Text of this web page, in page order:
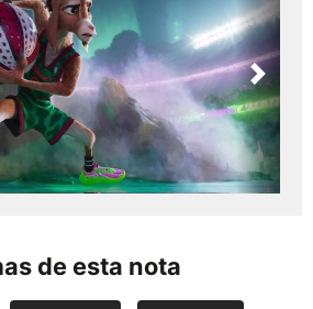
Next
de esta nota